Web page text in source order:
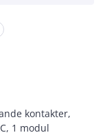
kontakter,
1 modul